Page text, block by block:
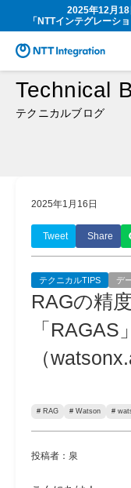
2025年12月18
「NTTインテグレーシ
Technical
テクニカルブログ
2025年1月16日
Tweet Share
テクニカルTIPS デ
RAGの精
「
（
# RAG # Watson #
投稿者：泉